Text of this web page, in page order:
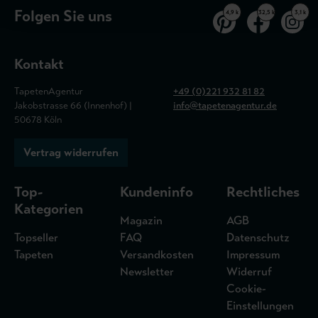
Folgen Sie uns 4,9 k 32,5 k 3,1 k
Kontakt
TapetenAgentur
Jakobstrasse 66 (Innenhof) |
50678 Köln
+49 (0)221 932 81 82
info@tapetenagentur.de
Vertrag widerrufen
Top-
Kategorien
Topseller
Tapeten
Kundeninfo
Magazin
FAQ
Versandkosten
Newsletter
Rechtliches
AGB
Datenschutz
Impressum
Widerruf
Cookie-
Einstellungen